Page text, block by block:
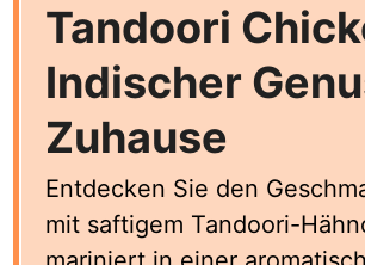
Tandoori
Indischer
Zuhause
Entdecken Sie den
mit saftigem Tandoori-